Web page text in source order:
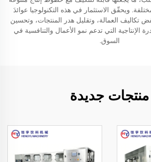
ويحقّق الاستثمار في هذه التكنولوجيا عوائدَ
العمالة، وتقليل هدر المنتجات، وتحسين
الإنتاجية التي تدعم نمو الأعمال والتنافسية في
السوق.
منتجات جديدة